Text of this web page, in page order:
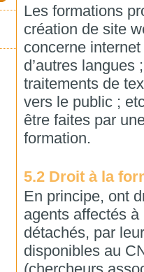
Les formations
création de site
concerne
d’autres
traitements de
vers le public ;
être faites par
formation.
5.2 Droit à la
En principe, ont
agents affectés à
détachés, par
disponibles au